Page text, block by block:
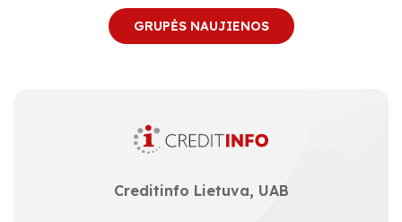
GRUPĖS NAUJIENOS
Creditinfo Lietuva, UAB